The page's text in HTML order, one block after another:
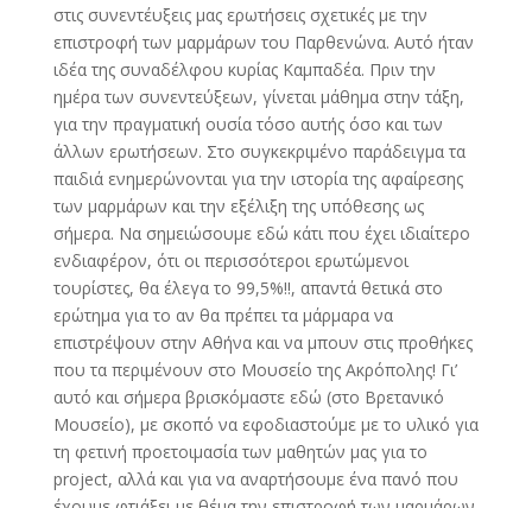
στις συνεντέυξεις μας ερωτήσεις σχετικές με την
επιστροφή των μαρμάρων του Παρθενώνα. Αυτό ήταν
ιδέα της συναδέλφου κυρίας Καμπαδέα. Πριν την
ημέρα των συνεντεύξεων, γίνεται μάθημα στην τάξη,
για την πραγματική ουσία τόσο αυτής όσο και των
άλλων ερωτήσεων. Στο συγκεκριμένο παράδειγμα τα
παιδιά ενημερώνονται για την ιστορία της αφαίρεσης
των μαρμάρων και την εξέλιξη της υπόθεσης ως
σήμερα. Να σημειώσουμε εδώ κάτι που έχει ιδιαίτερο
ενδιαφέρον, ότι οι περισσότεροι ερωτώμενοι
τουρίστες, θα έλεγα το 99,5%!!, απαντά θετικά στο
ερώτημα για το αν θα πρέπει τα μάρμαρα να
επιστρέψουν στην Αθήνα και να μπουν στις προθήκες
που τα περιμένουν στο Μουσείο της Ακρόπολης! Γι’
αυτό και σήμερα βρισκόμαστε εδώ (στο Βρετανικό
Μουσείο), με σκοπό να εφοδιαστούμε με το υλικό για
τη φετινή προετοιμασία των μαθητών μας για το
project, αλλά και για να αναρτήσουμε ένα πανό που